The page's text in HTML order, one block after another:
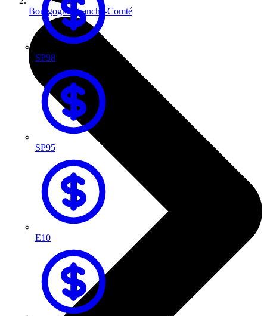
SP98
SP95
E10
Bourgogne-Franche-Comté